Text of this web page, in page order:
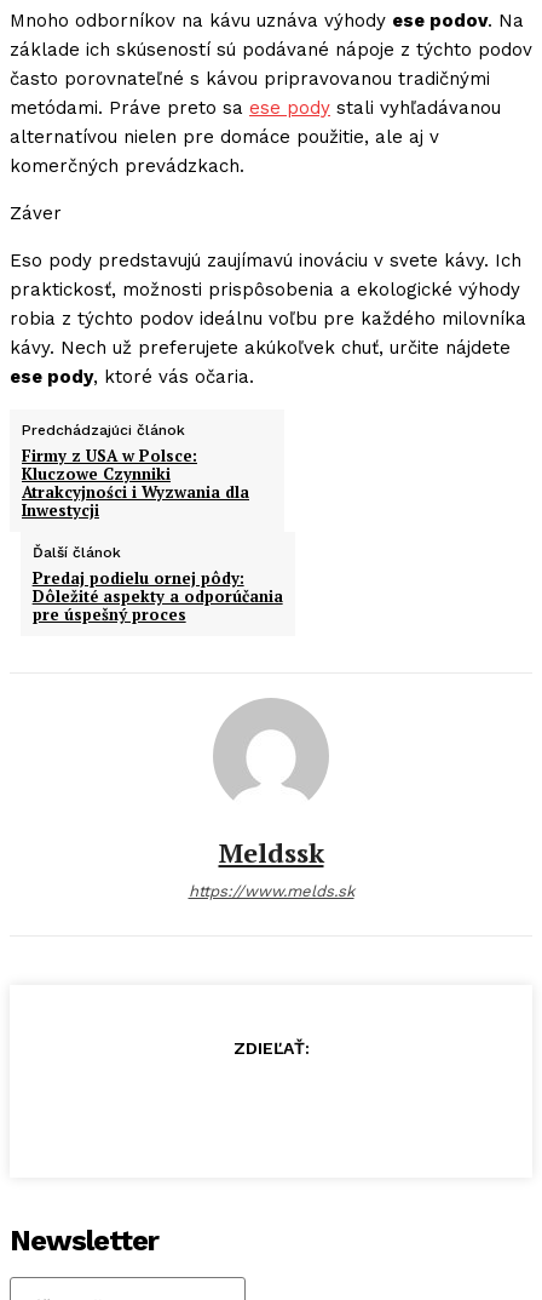
Mnoho odborníkov na kávu uznáva výhody ese podov. Na
základe ich skúseností sú podávané nápoje z týchto podov
často porovnateľné s kávou pripravovanou tradičnými
metódami. Práve preto sa ese pody stali vyhľadávanou
alternatívou nielen pre domáce použitie, ale aj v
komerčných prevádzkach.
Záver
Eso pody predstavujú zaujímavú inováciu v svete kávy. Ich
praktickosť, možnosti prispôsobenia a ekologické výhody
robia z týchto podov ideálnu voľbu pre každého milovníka
kávy. Nech už preferujete akúkoľvek chuť, určite nájdete
ese pody, ktoré vás očaria.
Predchádzajúci článok
Firmy z USA w Polsce:
Kluczowe Czynniki
Atrakcyjności i Wyzwania dla
Inwestycji
Ďalší článok
Predaj podielu ornej pôdy:
Dôležité aspekty a odporúčania
pre úspešný proces
Meldssk
https://www.melds.sk
ZDIEĽAŤ:
Newsletter